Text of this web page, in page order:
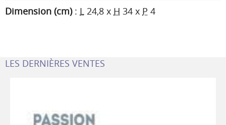
Dimension (cm): L 24,8 x H 34 x P 4
LES DERNIÈRES VENTES